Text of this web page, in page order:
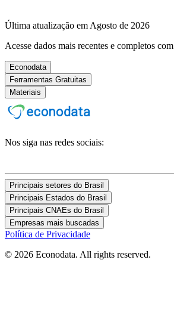
Última atualização em Agosto de 2026
Acesse dados mais recentes e completos com
Econodata
Ferramentas Gratuitas
Materiais
Nos siga nas redes sociais:
Principais setores do Brasil
Principais Estados do Brasil
Principais CNAEs do Brasil
Empresas mais buscadas
Política de Privacidade
© 2026 Econodata. All rights reserved.